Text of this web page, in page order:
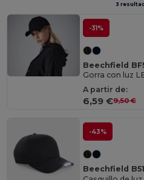
3
-31%
Beechfield
Gorra con luz
A partir de:
6,59 €9,50 €
-43%
Beechfield